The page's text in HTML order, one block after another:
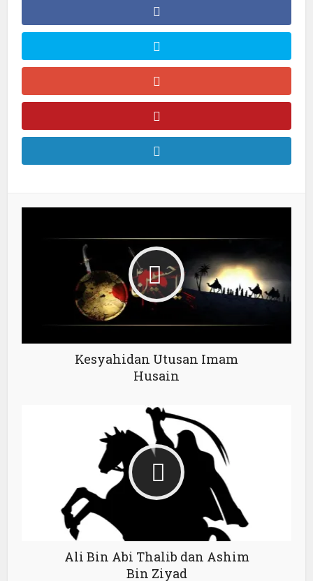
Kesyahidan Utusan Imam
Husain
Ali Bin Abi Thalib dan Ashim
Bin Ziyad